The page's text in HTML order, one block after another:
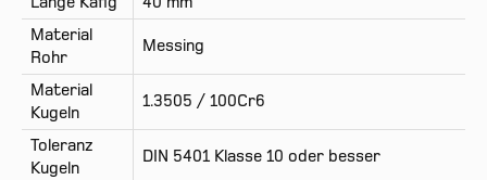
Material
Rohr
Messing
Material
Kugeln
1.3505 / 100Cr6
Toleranz
Kugeln
DIN 5401 Klasse 10 oder besser